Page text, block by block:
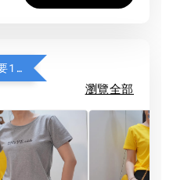
加購 MIT防曬透氣棉T 只要190元
瀏覽全部